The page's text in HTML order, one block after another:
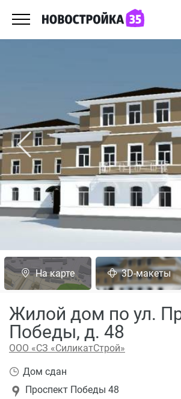
На карте 3D-макеты
Жилой дом по ул.
Победы, д. 48
ООО «СЗ «СиликатСтрой»
Проспект Победы 48
Дом сдан